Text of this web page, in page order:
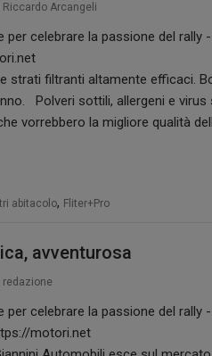
Riccardo Arcangeli
strati filtranti altamente efficaci.
Polveri sottili, allergeni e
vorrebbero la migliore qualità
abitacolo, Fliter+Pro
avventurosa
redazione